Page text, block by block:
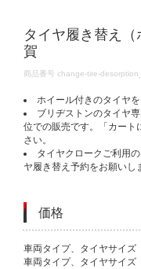
タイヤ履き替え
賀
DETAILS
商品番号 change-tire-
ホイール付きのタイヤ
ブリヂストンのタイヤ
位での販売です。「カート
さい。
タイヤクロークご利用
ヤ履き替え予約をお願いし
価格
VARIATIONS
車両タイプ、タイヤサイズ
車両タイプ、タイヤサイズ